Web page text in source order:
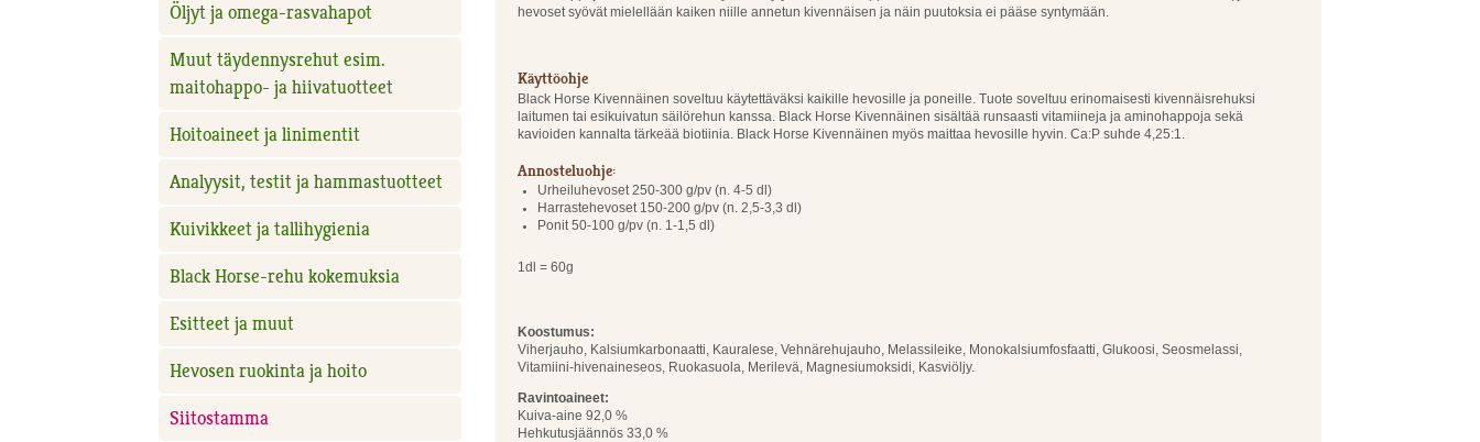
Öljyt ja omega-rasvahapot
Muut täydennysrehut esim.
maitohappo- ja hiivatuotteet
Hoitoaineet ja linimentit
Analyysit, testit ja hammastuotteet
Kuivikkeet ja tallihygienia
Black Horse-rehu kokemuksia
Esitteet ja muut
Hevosen ruokinta ja hoito
Siitostamma
hevoset syövät mielellään kaiken niille annetun kivennäisen ja näin puutoksia ei pääse syntymään.
Käyttöohje
Black Horse Kivennäinen soveltuu käytettäväksi kaikille hevosille ja poneille. Tuote soveltuu erinomaisesti kivennäisrehuksi
laitumen tai esikuivatun säilörehun kanssa. Black Horse Kivennäinen sisältää runsaasti vitamiineja ja aminohappoja sekä
kavioiden kannalta tärkeää biotiinia. Black Horse Kivennäinen myös maittaa hevosille hyvin. Ca:P suhde 4,25:1.
Annosteluohje:
Urheiluhevoset 250-300 g/pv (n. 4-5 dl)
Harrastehevoset 150-200 g/pv (n. 2,5-3,3 dl)
Ponit 50-100 g/pv (n. 1-1,5 dl)
1dl = 60g
Koostumus:
Viherjauho, Kalsiumkarbonaatti, Kauralese, Vehnärehujauho, Melassileike, Monokalsiumfosfaatti, Glukoosi, Seosmelassi,
Vitamiini-hivenaineseos, Ruokasuola, Merilevä, Magnesiumoksidi, Kasviöljy.
Ravintoaineet:
Kuiva-aine 92,0 %
Hehkutusjäännös 33,0 %